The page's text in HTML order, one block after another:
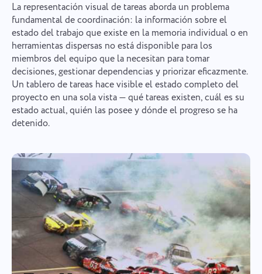
La representación visual de tareas aborda un problema
fundamental de coordinación: la información sobre el
estado del trabajo que existe en la memoria individual o en
herramientas dispersas no está disponible para los
miembros del equipo que la necesitan para tomar
decisiones, gestionar dependencias y priorizar eficazmente.
Un tablero de tareas hace visible el estado completo del
proyecto en una sola vista — qué tareas existen, cuál es su
estado actual, quién las posee y dónde el progreso se ha
detenido.